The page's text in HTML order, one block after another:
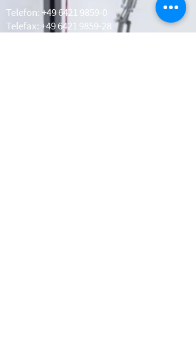
Telefon: +49 6421 9859-0
Telefax: +49 6421 9859-28